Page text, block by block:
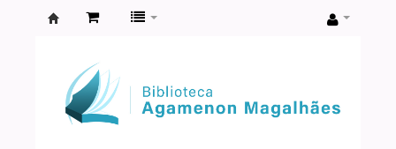
Agamenon
Magalhães